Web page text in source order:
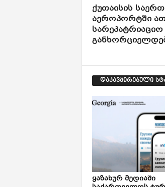
ქუთაისის
აეროპორტში
სარეპატრიაციო
დაკავშირებული
ყაზახურ მედიაში